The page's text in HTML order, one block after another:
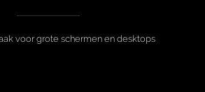
voor grote schermen en desktops